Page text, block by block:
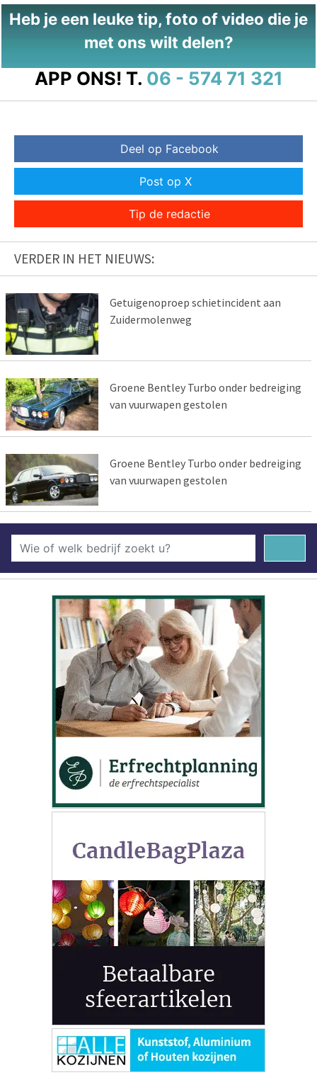
Heb je een leuke tip, foto of video die je
met ons wilt delen?
APP ONS! T. 06 - 574 71 321
Deel op Facebook
Post op X
Tip de redactie
VERDER IN HET NIEUWS:
Getuigenoproep schietincident aan
Zuidermolenweg
Groene Bentley Turbo onder bedreiging
van vuurwapen gestolen
Groene Bentley Turbo onder bedreiging
van vuurwapen gestolen